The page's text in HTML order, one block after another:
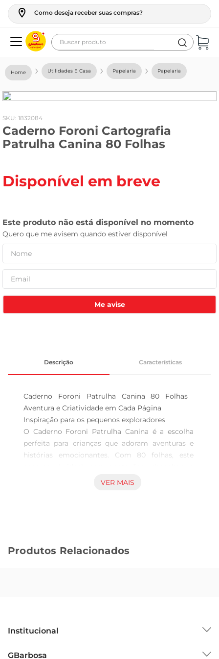
Como deseja receber suas compras?
Buscar produto
Utilidades E Casa Papelaria Papelaria
: 1832084
Caderno Foroni Cartografia
Patrulha Canina 80 Folhas
Disponível em breve
Me avise
Descrição Características
Caderno Foroni Patrulha Canina 80 Folhas
Aventura e Criatividade em Cada Página
Inspiração para os pequenos exploradores
O Caderno Foroni Patrulha Canina é a escolha
perfeita para crianças que adoram aventuras e
histórias emocionantes. Com 80 folhas, este
atividades escolares, permitindo que os pequenos
Canina, tornando o aprendizado mais divertido e
suas aventuras, seja na escola ou em casa.
Produzido com materiais de alta qualidade, o
VER MAIS
Produtos Relacionados
Institucional
GBarbosa
geladeira
fogao
café
cerveja
leite
celular